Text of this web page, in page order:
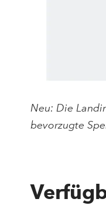
Neu: Die
bevorzugte